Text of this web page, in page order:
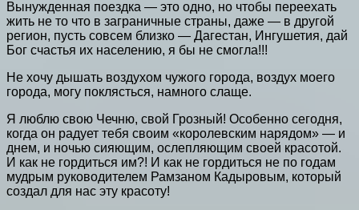
Вынужденная поездка — это одно, но чтобы переехать
жить не то что в заграничные страны, даже — в другой
регион, пусть совсем близко — Дагестан, Ингушетия, дай
Бог счастья их населению, я бы не смогла!!!
Не хочу дышать воздухом чужого города, воздух моего
города, могу поклясться, намного слаще.
Я люблю свою Чечню, свой Грозный! Особенно сегодня,
когда он радует тебя своим «королевским нарядом» — и
днем, и ночью сияющим, ослепляющим своей красотой.
И как не гордиться им?! И как не гордиться не по годам
мудрым руководителем Рамзаном Кадыровым, который
создал для нас эту красоту!